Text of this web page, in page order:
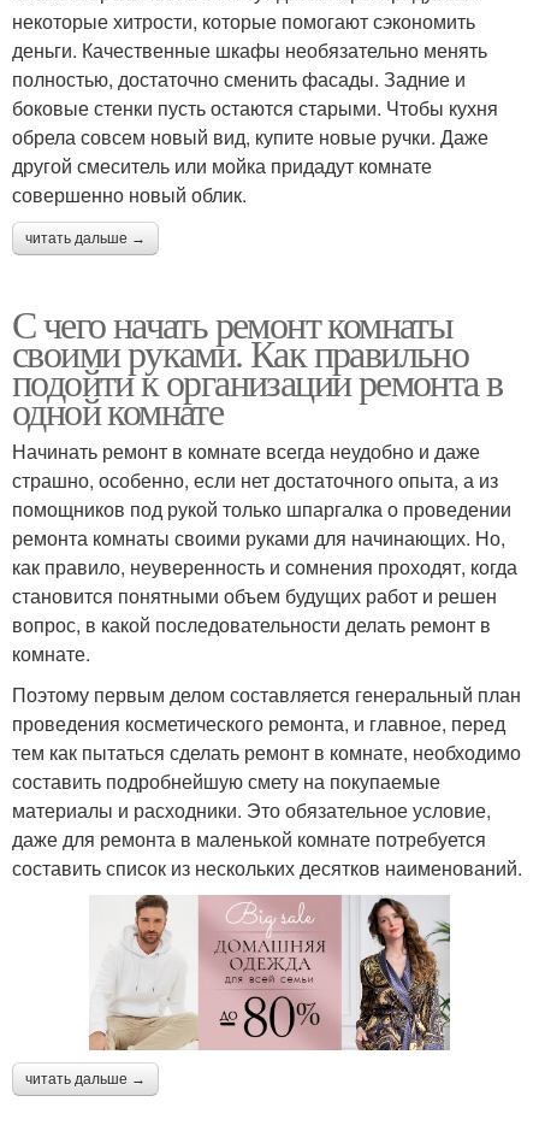
некоторые хитрости, которые помогают сэкономить
деньги. Качественные шкафы необязательно менять
полностью, достаточно сменить фасады. Задние и
боковые стенки пусть остаются старыми. Чтобы кухня
обрела совсем новый вид, купите новые ручки. Даже
другой смеситель или мойка придадут комнате
совершенно новый облик.
читать дальше →
С чего начать ремонт комнаты
своими руками. Как правильно
подойти к организации ремонта в
одной комнате
Начинать ремонт в комнате всегда неудобно и даже
страшно, особенно, если нет достаточного опыта, а из
помощников под рукой только шпаргалка о проведении
ремонта комнаты своими руками для начинающих. Но,
как правило, неуверенность и сомнения проходят, когда
становится понятными объем будущих работ и решен
вопрос, в какой последовательности делать ремонт в
комнате.
Поэтому первым делом составляется генеральный план
проведения косметического ремонта, и главное, перед
тем как пытаться сделать ремонт в комнате, необходимо
составить подробнейшую смету на покупаемые
материалы и расходники. Это обязательное условие,
даже для ремонта в маленькой комнате потребуется
составить список из нескольких десятков наименований.
читать дальше →